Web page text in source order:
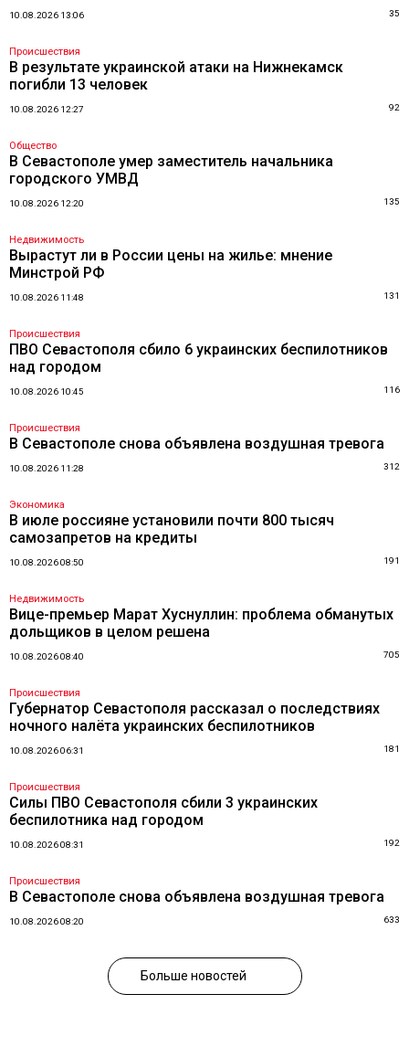
10.08.2026 13:06 35
Происшествия
В результате украинской атаки на Нижнекамск
погибли 13 человек
10.08.2026 12:27 92
Общество
В Севастополе умер заместитель начальника
городского УМВД
10.08.2026 12:20 135
Недвижимость
Вырастут ли в России цены на жилье: мнение
Минстрой РФ
10.08.2026 11:48 131
Происшествия
ПВО Севастополя сбило 6 украинских беспилотников
над городом
10.08.2026 10:45 116
Происшествия
В Севастополе снова объявлена воздушная тревога
10.08.2026 11:28 312
Экономика
В июле россияне установили почти 800 тысяч
самозапретов на кредиты
10.08.2026 08:50 191
Недвижимость
Вице-премьер Марат Хуснуллин: проблема обманутых
дольщиков в целом решена
10.08.2026 08:40 705
Происшествия
Губернатор Севастополя рассказал о последствиях
ночного налёта украинских беспилотников
10.08.2026 06:31 181
Происшествия
Силы ПВО Севастополя сбили 3 украинских
беспилотника над городом
10.08.2026 08:31 192
Происшествия
В Севастополе снова объявлена воздушная тревога
10.08.2026 08:20 633
Больше новостей